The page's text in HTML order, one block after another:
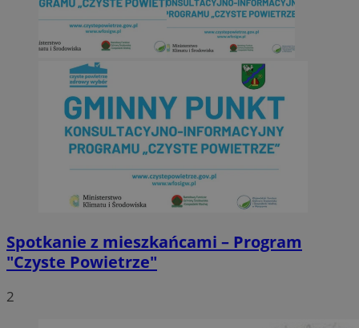
Spotkanie z mieszkańcami – Program
"Czyste Powietrze"
2